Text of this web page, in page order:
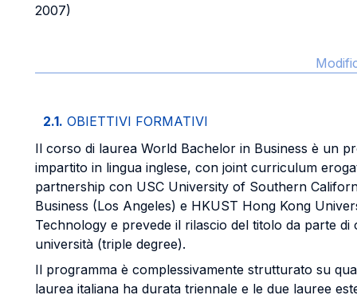
2007)
2.1. OBIETTIVI FORMATIVI
Il corso di laurea World Bachelor in Business è un
impartito in lingua inglese, con joint curriculum
partnership con USC University of Southern
Business (Los Angeles) e HKUST Hong Kong
Technology e prevede il rilascio del titolo da parte di
università (triple degree).
Il programma è complessivamente strutturato su
laurea italiana ha durata triennale e le due lauree